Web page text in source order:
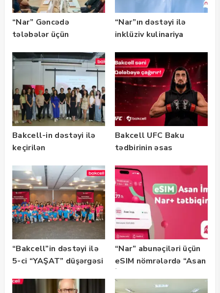
“Nar” Gəncədə
tələbələr üçün
təlimləri təşkil edib
“Nar”ın dəstəyi ilə
inklüziv kulinariya
keçirilib — Fotolar
Bakcell-in dəstəyi ilə
keçirilən
Bootcamp” başladı
Bakcell UFC Baku
tədbirinin əsas
“Bakcell”in dəstəyi ilə
5-ci “YAŞAT” düşərgəsi
“Nar” abunəçiləri üçün
eSIM nömrələrdə “Asan
istifadəyə verildi